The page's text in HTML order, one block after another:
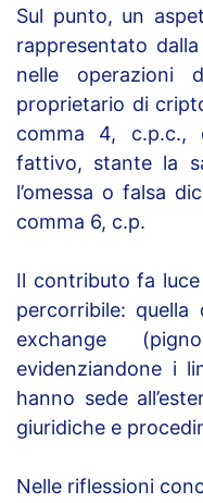
Sul punto, un
rappresentato dalla
nelle operazioni
proprietario di
comma 4, c.p.c.,
fattivo, stante la
l’omessa o falsa
comma 6, c.p.
Il contributo fa
percorribile:
exchange
evidenziandone i
hanno sede
giuridiche e
Nelle riflessioni